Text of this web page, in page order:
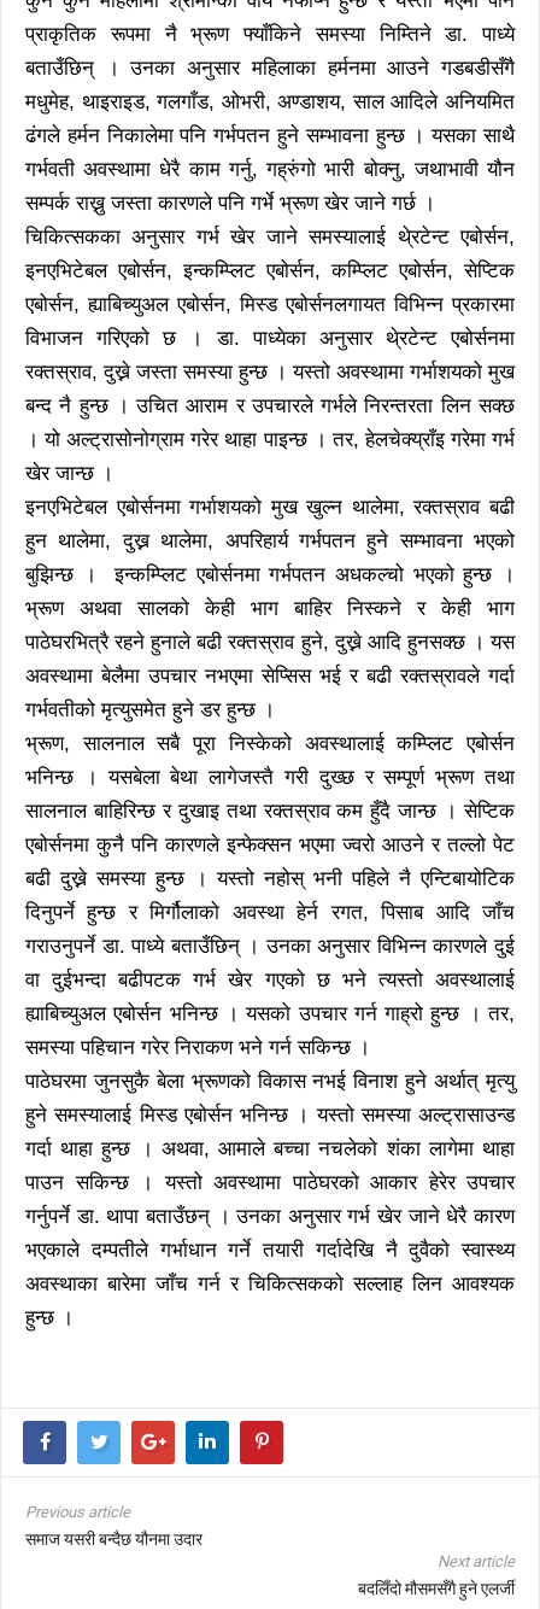
प्राकृतिक रूपमा नै भ्रूण फ्याँकिने समस्या निम्तिने डा. पाध्ये
बताउँछिन् । उनका अनुसार महिलाका हर्मनमा आउने गडबडीसँगै
मधुमेह, थाइराइड, गलगाँड, ओभरी, अण्डाशय, साल आदिले अनियमित
ढंगले हर्मन निकालेमा पनि गर्भपतन हुने सम्भावना हुन्छ । यसका साथै
गर्भवती अवस्थामा धेरै काम गर्नु, गह्रुंगो भारी बोक्नु, जथाभावी यौन
सम्पर्क राख्नु जस्ता कारणले पनि गर्भे भ्रूण खेर जाने गर्छ ।
चिकित्सकका अनुसार गर्भ खेर जाने समस्यालाई थे्रटेन्ट एबोर्सन,
इनएभिटेबल एबोर्सन, इन्कम्प्लिट एबोर्सन, कम्प्लिट एबोर्सन, सेप्टिक
एबोर्सन, ह्याबिच्युअल एबोर्सन, मिस्ड एबोर्सनलगायत विभिन्न प्रकारमा
विभाजन गरिएको छ । डा. पाध्येका अनुसार थे्रटेन्ट एबोर्सनमा
रक्तस्राव, दुख्ने जस्ता समस्या हुन्छ । यस्तो अवस्थामा गर्भाशयको मुख
बन्द नै हुन्छ । उचित आराम र उपचारले गर्भले निरन्तरता लिन सक्छ
। यो अल्ट्रासोनोग्राम गरेर थाहा पाइन्छ । तर, हेलचेक्य्राँइ गरेमा गर्भ
खेर जान्छ ।
इनएभिटेबल एबोर्सनमा गर्भाशयको मुख खुल्न थालेमा, रक्तस्राव बढी
हुन थालेमा, दुख्न थालेमा, अपरिहार्य गर्भपतन हुने सम्भावना भएको
बुझिन्छ । इन्कम्प्लिट एबोर्सनमा गर्भपतन अधकल्चो भएको हुन्छ ।
भ्रूण अथवा सालको केही भाग बाहिर निस्कने र केही भाग
पाठेघरभित्रै रहने हुनाले बढी रक्तस्राव हुने, दुख्ने आदि हुनसक्छ । यस
अवस्थामा बेलैमा उपचार नभएमा सेप्सिस भई र बढी रक्तस्रावले गर्दा
गर्भवतीको मृत्युसमेत हुने डर हुन्छ ।
भ्रूण, सालनाल सबै पूरा निस्केको अवस्थालाई कम्प्लिट एबोर्सन
भनिन्छ । यसबेला बेथा लागेजस्तै गरी दुख्छ र सम्पूर्ण भ्रूण तथा
सालनाल बाहिरिन्छ र दुखाइ तथा रक्तस्राव कम हुँदै जान्छ । सेप्टिक
एबोर्सनमा कुनै पनि कारणले इन्फेक्सन भएमा ज्वरो आउने र तल्लो पेट
बढी दुख्ने समस्या हुन्छ । यस्तो नहोस् भनी पहिले नै एन्टिबायोटिक
दिनुपर्ने हुन्छ र मिर्गौलाको अवस्था हेर्न रगत, पिसाब आदि जाँच
गराउनुपर्ने डा. पाध्ये बताउँछिन् । उनका अनुसार विभिन्न कारणले दुई
वा दुईभन्दा बढीपटक गर्भ खेर गएको छ भने त्यस्तो अवस्थालाई
ह्याबिच्युअल एबोर्सन भनिन्छ । यसको उपचार गर्न गाह्रो हुन्छ । तर,
समस्या पहिचान गरेर निराकण भने गर्न सकिन्छ ।
पाठेघरमा जुनसुकै बेला भ्रूणको विकास नभई विनाश हुने अर्थात् मृत्यु
हुने समस्यालाई मिस्ड एबोर्सन भनिन्छ । यस्तो समस्या अल्ट्रासाउन्ड
गर्दा थाहा हुन्छ । अथवा, आमाले बच्चा नचलेको शंका लागेमा थाहा
पाउन सकिन्छ । यस्तो अवस्थामा पाठेघरको आकार हेरेर उपचार
गर्नुपर्ने डा. थापा बताउँछन् । उनका अनुसार गर्भ खेर जाने धेरै कारण
भएकाले दम्पतीले गर्भाधान गर्ने तयारी गर्दादेखि नै दुवैको स्वास्थ्य
अवस्थाका बारेमा जाँच गर्न र चिकित्सकको सल्लाह लिन आवश्यक
हुन्छ ।
Previous article
समाज यसरी बन्दैछ यौनमा उदार
Next article
बदलिँदो मौसमसँगै हुने एलर्जी